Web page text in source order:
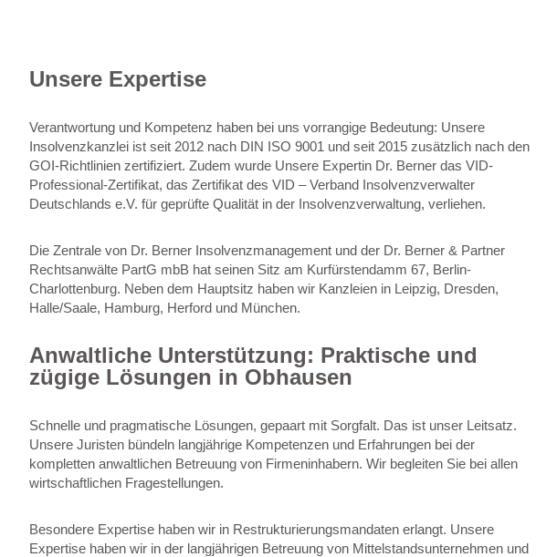
Unsere Expertise
Verantwortung und Kompetenz haben bei uns vorrangige Bedeutung: Unsere
Insolvenzkanzlei ist seit 2012 nach DIN ISO 9001 und seit 2015 zusätzlich nach den
GOI-Richtlinien zertifiziert. Zudem wurde Unsere Expertin Dr. Berner das VID-
Professional-Zertifikat, das Zertifikat des VID – Verband Insolvenzverwalter
Deutschlands e.V. für geprüfte Qualität in der Insolvenzverwaltung, verliehen.
Die Zentrale von Dr. Berner Insolvenzmanagement und der Dr. Berner & Partner
Rechtsanwälte PartG mbB hat seinen Sitz am Kurfürstendamm 67, Berlin-
Charlottenburg. Neben dem Hauptsitz haben wir Kanzleien in Leipzig, Dresden,
Halle/Saale, Hamburg, Herford und München.
Anwaltliche Unterstützung: Praktische und
zügige Lösungen in Obhausen
Schnelle und pragmatische Lösungen, gepaart mit Sorgfalt. Das ist unser Leitsatz.
Unsere Juristen bündeln langjährige Kompetenzen und Erfahrungen bei der
kompletten anwaltlichen Betreuung von Firmeninhabern. Wir begleiten Sie bei allen
wirtschaftlichen Fragestellungen.
Besondere Expertise haben wir in Restrukturierungsmandaten erlangt. Unsere
Expertise haben wir in der langjährigen Betreuung von Mittelstandsunternehmen und